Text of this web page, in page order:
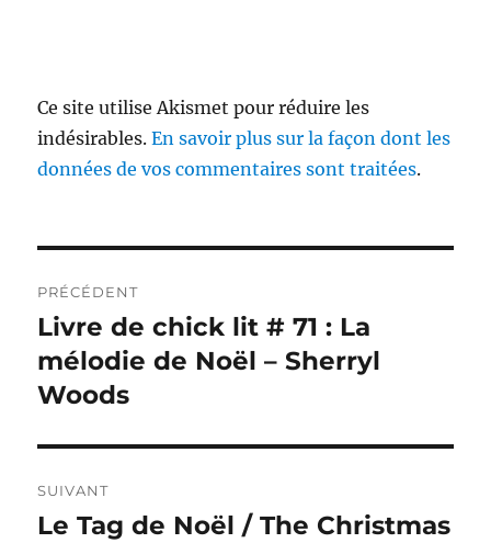
Ce site utilise Akismet pour réduire les
indésirables.En savoir plus sur la façon dont les
données de vos commentaires sont traitées.
de
l’article
PRÉCÉDENT
Publication
précédente :
Livre de chick lit # 71 : La
mélodie de Noël – Sherryl
Woods
SUIVANT
Publication
Le Tag de Noël / The Christmas